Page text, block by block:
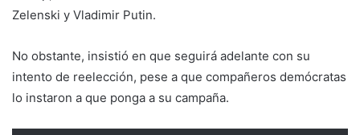
Zelenski y Vladimir Putin.
No obstante, insistió en que seguirá adelante con su
intento de reelección, pese a que compañeros demócratas
lo instaron a que ponga a su campaña.